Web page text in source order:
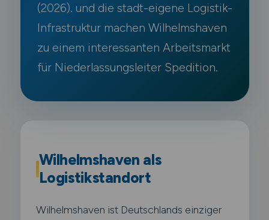
(2026). und die stadt-eigene Logistik-
Infrastruktur machen Wilhelmshaven
zu einem interessanten Arbeitsmarkt
für Niederlassungsleiter Spedition.
Wilhelmshaven als
Logistikstandort
Wilhelmshaven ist Deutschlands einziger